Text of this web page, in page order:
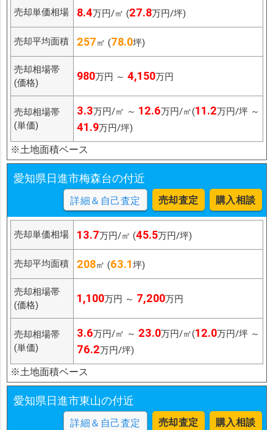
売却単価相場 8.4万円/㎡ (27.8万円/坪)
売却平均面積 257㎡ (78.0坪)
売却相場帯
(価格)
980万円 ～ 4,150万円
売却相場帯
(単価)
3.3万円/㎡ ～ 12.6万円/㎡(11.2万円/坪 ～
41.9万円/坪)
※土地面積ベース
愛知県日進市梅森台の付近
詳細＆自己査定 売却査定 購入相談
売却単価相場 13.7万円/㎡ (45.5万円/坪)
売却平均面積 208㎡ (63.1坪)
売却相場帯
(価格)
1,100万円 ～ 7,200万円
売却相場帯
(単価)
3.6万円/㎡ ～ 23.0万円/㎡(12.0万円/坪 ～
76.2万円/坪)
※土地面積ベース
愛知県日進市東山の付近
詳細＆自己査定 売却査定 購入相談